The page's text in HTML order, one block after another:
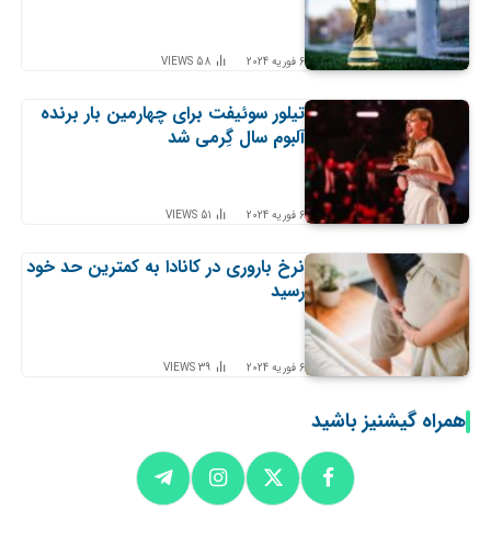
6 فوریه 2024 58
VIEWS
تیلور سوئیفت برای چهارمین بار برنده
آلبوم سال گِرمی شد
6 فوریه 2024 51
VIEWS
نرخ باروری در کانادا به کمترین حد خود
رسید
6 فوریه 2024 39
VIEWS
همراه گیشنیز باشید